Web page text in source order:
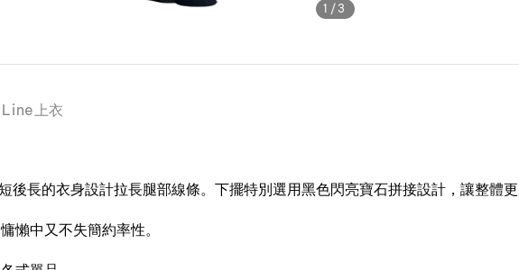
1 /3
上衣
後長的衣身設計拉長腿部線條。 下擺特別選用黑色閃亮寶石拼接設計， 讓整體
懶中又不失簡約率性。